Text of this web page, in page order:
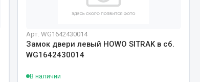
Система питания
Система охлаждения
Сцепление
Арт. WG1642430014
Замок двери левый HOWO SITRAK в сб.
WG1642430014
В наличии